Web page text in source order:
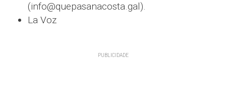
(info@quepasanacosta.gal).
La Voz